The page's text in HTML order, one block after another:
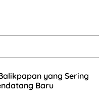
yang Sering
Baru